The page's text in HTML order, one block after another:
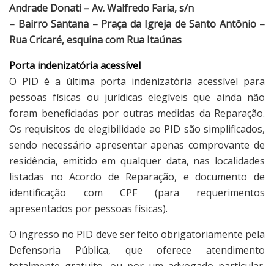
Andrade Donati – Av. Walfredo Faria, s/n
– Bairro Santana – Praça da Igreja de Santo Antônio –
Rua Cricaré, esquina com Rua Itaúnas
Porta indenizatória acessível
O PID é a última porta indenizatória acessível para
pessoas físicas ou jurídicas elegíveis que ainda não
foram beneficiadas por outras medidas da Reparação.
Os requisitos de elegibilidade ao PID são simplificados,
sendo necessário apresentar apenas comprovante de
residência, emitido em qualquer data, nas localidades
listadas no Acordo de Reparação, e documento de
identificação com CPF (para requerimentos
apresentados por pessoas físicas).
O ingresso no PID deve ser feito obrigatoriamente pela
Defensoria Pública, que oferece atendimento